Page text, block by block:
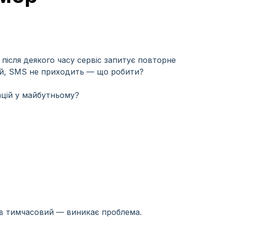
деякого часу сервіс запитує повторне
SMS не приходить — що робити?
у майбутньому?
тимчасовий — виникає проблема.